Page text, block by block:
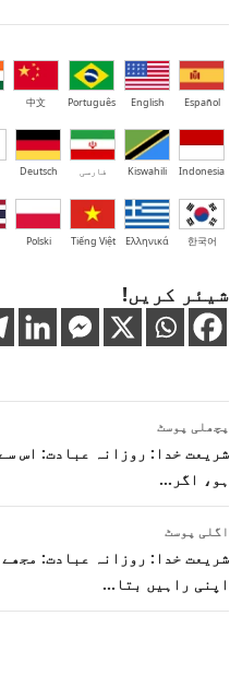
Español
English
Português
中文
Indonesia
Kiswahili فارسی Deutsch
한국어
Ελληνικά
Tiếng Việt
Polski
شیئر کریں!
پوسٹوں
کی
نیویگیشن
پچھلی پوسٹ
شریعت خدا: روزانہ عبادت: اس
ہو، اگر…
اگلی پوسٹ
شریعت خدا: روزانہ عبادت:
اپنی راہیں بتا…